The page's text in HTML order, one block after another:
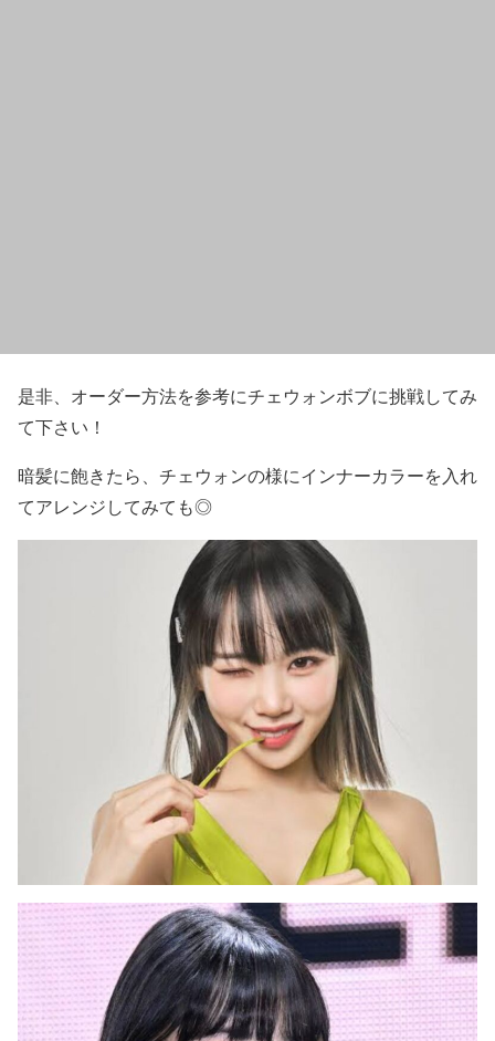
是非、オーダー方法を参考にチェウォンボブに挑戦してみ
て下さい！
暗髪に飽きたら、チェウォンの様にインナーカラーを入れ
てアレンジしてみても◎